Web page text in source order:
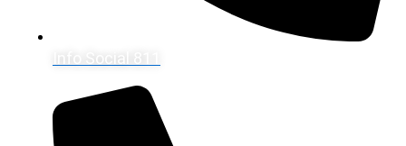
Info Social 811